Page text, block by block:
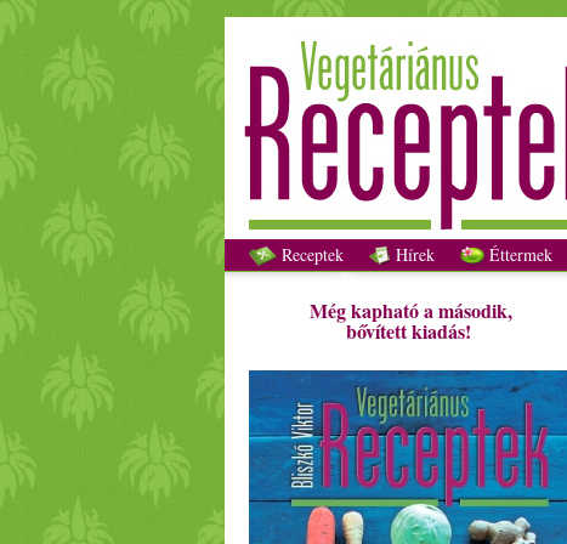
Receptek Hírek Éttermek
Még kapható a második,
bővített kiadás!